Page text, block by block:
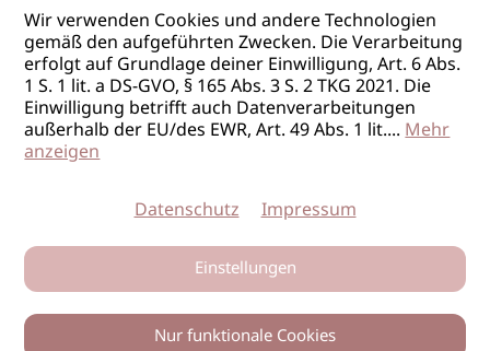
Wir verwenden Cookies und andere Technologien
gemäß den aufgeführten Zwecken. Die Verarbeitung
erfolgt auf Grundlage deiner Einwilligung, Art. 6 Abs.
1 S. 1 lit. a DS-GVO, § 165 Abs. 3 S. 2 TKG 2021. Die
Einwilligung betrifft auch Datenverarbeitungen
außerhalb der EU/des EWR, Art. 49 Abs. 1 lit....Mehr
anzeigen
Datenschutz Impressum
Einstellungen
Nur funktionale Cookies